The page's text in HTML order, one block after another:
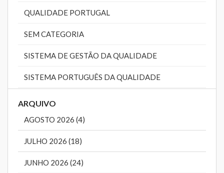
QUALIDADE PORTUGAL
SEM CATEGORIA
SISTEMA DE GESTÃO DA QUALIDADE
SISTEMA PORTUGUÊS DA QUALIDADE
ARQUIVO
AGOSTO 2026 (4)
JULHO 2026 (18)
JUNHO 2026 (24)